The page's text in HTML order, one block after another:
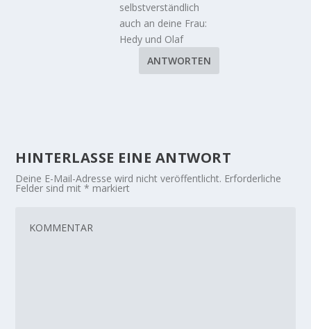
selbstverständlich
auch an deine Frau:
Hedy und Olaf
ANTWORTEN
HINTERLASSE EINE ANTWORT
Deine E-Mail-Adresse wird nicht veröffentlicht. Erforderliche
Felder sind mit* markiert